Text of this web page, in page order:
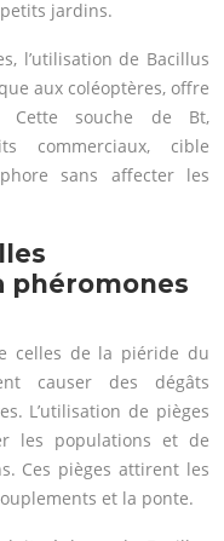
jardins.
l’utilisation de Bacillus
aux coléoptères, offre
Cette souche de Bt,
commerciaux, cible
sans affecter les
phéromones
celles de la piéride du
causer des dégâts
L’utilisation de pièges
les populations et de
Ces pièges attirent les
et la ponte.